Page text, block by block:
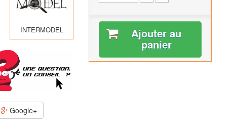
INTERMODEL
Google+
Ajouter au
panier